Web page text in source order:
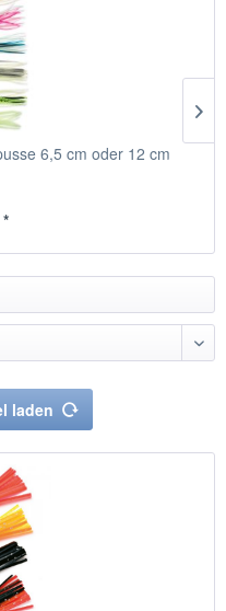
6,5 cm oder 12 cm
laden